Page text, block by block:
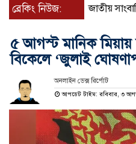
ব্রেকিং নিউজ: জাতীয়
৫ আগস্ট মানিক
বিকেলে ‘জুলাই
অনলাইন ডেক্স রির্পোট
আপডেট টাইম: রবিবার, ৩